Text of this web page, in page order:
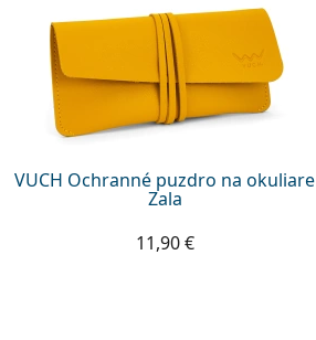
VUCH Ochranné puzdro na okuliare
Zala
11,90 €